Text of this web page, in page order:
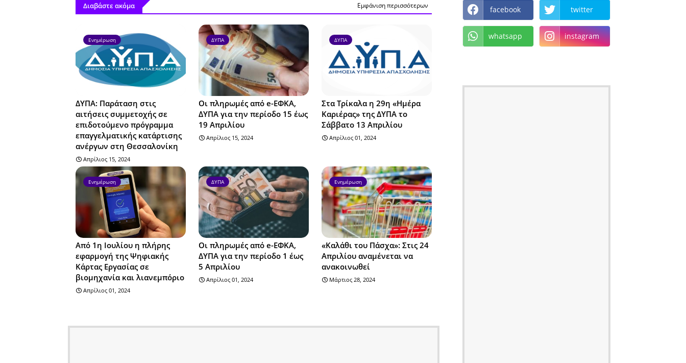
Διαβάστε ακόμα Εμφάνιση περισσότερων
Ενημέρωση
ΔΥΠΑ: Παράταση στις
αιτήσεις συμμετοχής σε
επιδοτούμενο πρόγραμμα
επαγγελματικής κατάρτισης
ανέργων στη Θεσσαλονίκη
Απρίλιος 15, 2024
ΔΥΠΑ
Οι πληρωμές από e-ΕΦΚΑ,
ΔΥΠΑ για την περίοδο 15 έως
19 Απριλίου
Απρίλιος 15, 2024
ΔΥΠΑ
Στα Τρίκαλα η 29η «Ημέρα
Καριέρας» της ΔΥΠΑ το
Σάββατο 13 Απριλίου
Απρίλιος 01, 2024
Ενημέρωση
Από 1η Ιουλίου η πλήρης
εφαρμογή της Ψηφιακής
Κάρτας Εργασίας σε
βιομηχανία και λιανεμπόριο
Απρίλιος 01, 2024
ΔΥΠΑ
Οι πληρωμές από e-ΕΦΚΑ,
ΔΥΠΑ για την περίοδο 1 έως
5 Απριλίου
Απρίλιος 01, 2024
Ενημέρωση
«Καλάθι του Πάσχα»: Στις 24
Απριλίου αναμένεται να
ανακοινωθεί
Μάρτιος 28, 2024
facebook twitter
whatsapp instagram